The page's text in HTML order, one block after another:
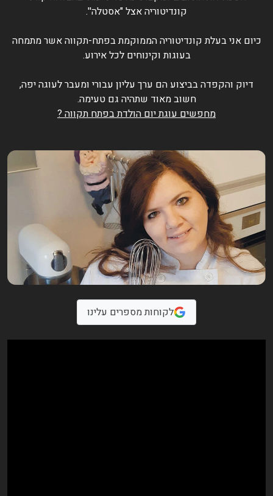
קונדיטוריה אצל "אסטלה''.
כיום אני בעלת קונדיטוריה הממוקמת בפתח-תקווה אשר מתמחה
בעוגות וקינוחים לכל אירוע.
דיוק והקפדה בביצוע הם ערך עליון עבורי ומעבר לעוגה יפה,
חשוב מאוד שתהיה גם טעימה.
מחפשים עוגת יום הולדת בפתח תקווה ?
לקוחות מספרים עלינו